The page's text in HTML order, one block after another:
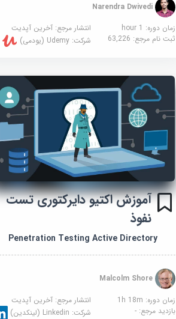
Narendra Dwivedi
زمان دوره: 1 hour
انتشار مرجع: آخرین آپدیت
ثبت نام مرجع: 63,226 شرکت: Udemy (یودمی)
آموزش اکتیو دایرکتوری تست
نفوذ
Penetration Testing Active Directory
Malcolm Shore
زمان دوره: 1h 18m
انتشار مرجع: آخرین آپدیت
بازدید مرجع:- شرکت: Linkedin (لینکدین)